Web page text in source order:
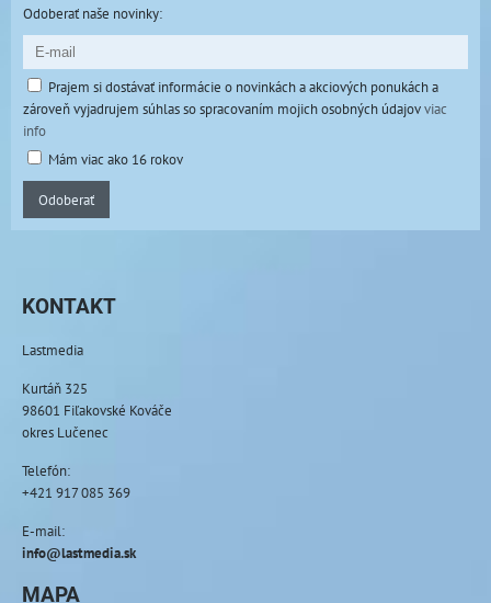
Odoberať naše novinky:
Prajem si dostávať informácie o novinkách a akciových ponukách a
zároveň vyjadrujem súhlas so spracovaním mojich osobných údajovviac
info
Mám viac ako 16 rokov
Odoberať
KONTAKT
Lastmedia
Kurtáň 325
98601 Fiľakovské Kováče
okres Lučenec
Telefón:
+421 917 085 369
E-mail:
info@lastmedia.sk
MAPA